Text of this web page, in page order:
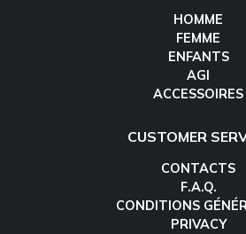
HOMME
FEMME
ENFANTS
AGI
ACCESSOIRES
CUSTOMER
CONTACTS
F.A.Q.
CONDITIONS
PRIVACY